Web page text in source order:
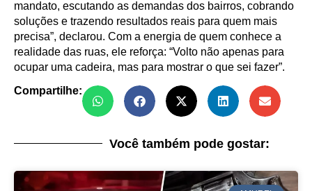
mandato, escutando as demandas dos bairros, cobrando
soluções e trazendo resultados reais para quem mais
precisa”, declarou. Com a energia de quem conhece a
realidade das ruas, ele reforça: “Volto não apenas para
ocupar uma cadeira, mas para mostrar o que sei fazer”.
Compartilhe:
Você também pode gostar: